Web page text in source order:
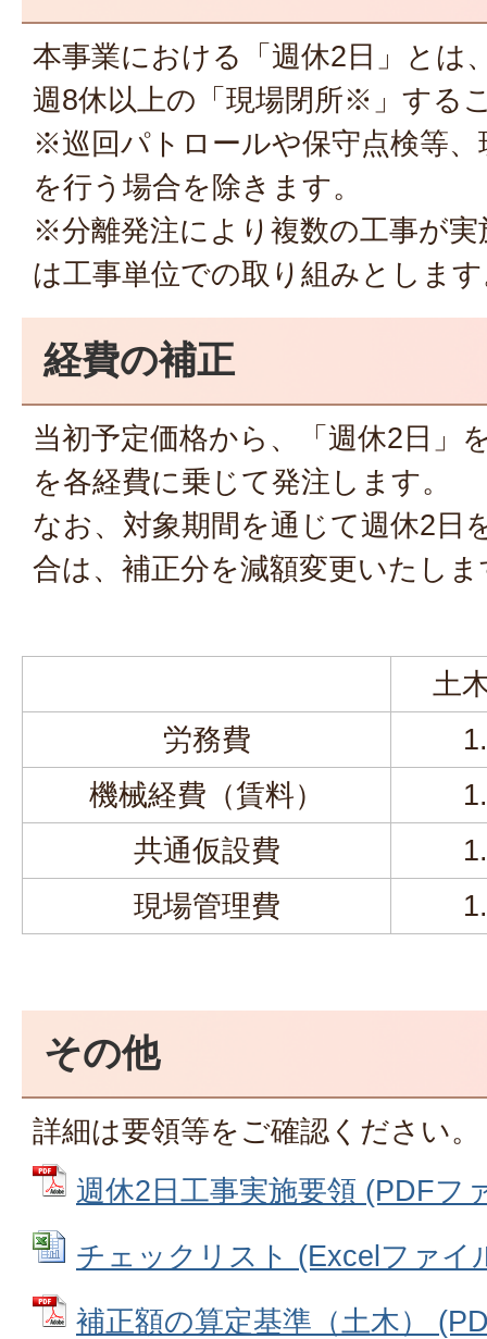
本事業における「週休2日」とは
週8休以上の「現場閉所※」する
※巡回パトロールや保守点検等、
を行う場合を除きます。
※分離発注により複数の工事が
は工事単位での取り組みとしま
経費の補正
当初予定価格から、「週休2日」
を各経費に乗じて発注します。
なお、対象期間を通じて週休2日
合は、補正分を減額変更いたしま
土
労務費
機械経費（賃料）
共通仮設費
現場管理費
その他
詳細は要領等をご確認ください。
週休2日工事実施要領 (PDFフ
チェックリスト (Excelファイ
補正額の算定基準（土木）